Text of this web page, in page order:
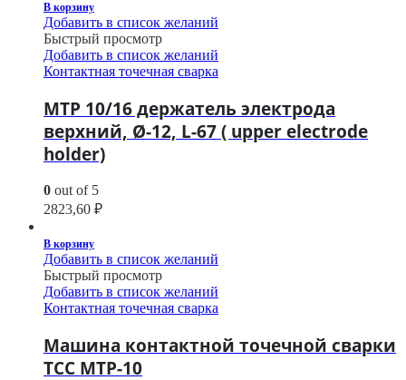
В корзину
Добавить в список желаний
Быстрый просмотр
Добавить в список желаний
Контактная точечная сварка
МТР 10/16 держатель электрода
верхний, Ø-12, L-67 ( upper electrode
holder)
0 out of 5
2823,60 ₽
В корзину
Добавить в список желаний
Быстрый просмотр
Добавить в список желаний
Контактная точечная сварка
Машина контактной точечной сварки
ТСС МТР-10